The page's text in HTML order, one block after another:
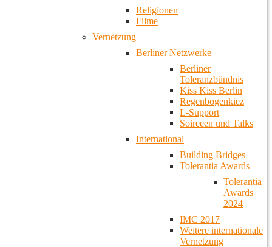
Religionen
Filme
Vernetzung
Berliner Netzwerke
Berliner
Toleranzbündnis
Kiss Kiss Berlin
Regenbogenkiez
L-Support
Soireeen und Talks
International
Building Bridges
Tolerantia Awards
Tolerantia
Awards
2024
IMC 2017
Weitere internationale
Vernetzung